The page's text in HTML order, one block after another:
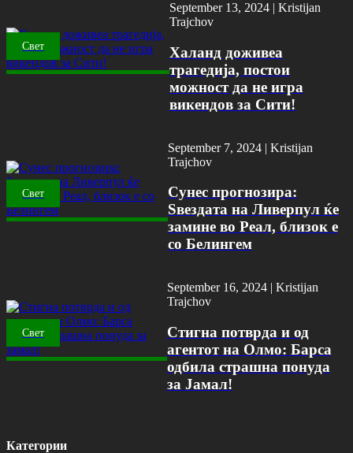
Свет
September 13, 2024 | Kristijan
Trajchov
Халанд доживеа
трагедија, постои
можност да не игра
викендов за Сити!
Свет
September 7, 2024 | Kristijan
Trajchov
Сунес прогнозира:
Ѕвездата на Ливерпул ќе
замине во Реал, близок е
со Белингем
Свет
September 16, 2024 | Kristijan
Trajchov
Стигна потврда и од
агентот на Олмо: Барса
одбила страшна понуда
за Јамал!
Категории